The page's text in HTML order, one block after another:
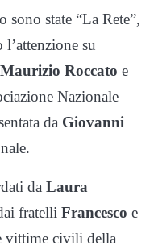
state “La Rete”,
su
Maurizio Roccato e
Nazionale
da Giovanni
da Laura
fratelli Francesco e
vittime civili della